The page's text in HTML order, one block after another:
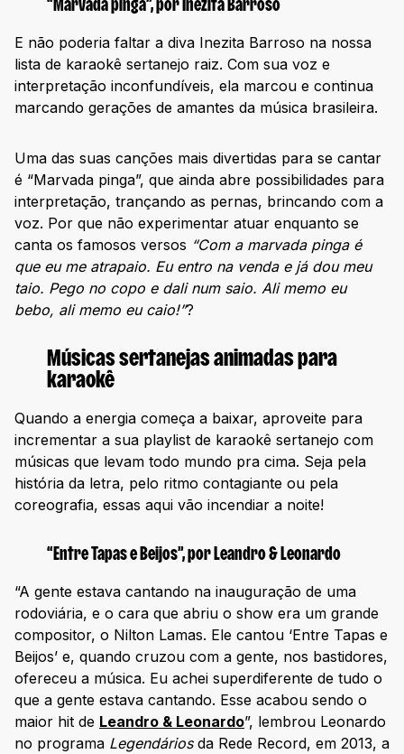
“Marvada pinga”, por Inezita Barroso
E não poderia faltar a diva Inezita Barroso na nossa
lista de karaokê sertanejo raiz. Com sua voz e
interpretação inconfundíveis, ela marcou e continua
marcando gerações de amantes da música brasileira.
Uma das suas canções mais divertidas para se cantar
é “Marvada pinga”, que ainda abre possibilidades para
interpretação, trançando as pernas, brincando com a
voz. Por que não experimentar atuar enquanto se
canta os famosos versos “Com a marvada pinga é
que eu me atrapaio. Eu entro na venda e já dou meu
taio. Pego no copo e dali num saio. Ali memo eu
bebo, ali memo eu caio!”?
Músicas sertanejas animadas para
karaokê
Quando a energia começa a baixar, aproveite para
incrementar a sua playlist de karaokê sertanejo com
músicas que levam todo mundo pra cima. Seja pela
história da letra, pelo ritmo contagiante ou pela
coreografia, essas aqui vão incendiar a noite!
“Entre Tapas e Beijos”, por Leandro & Leonardo
“A gente estava cantando na inauguração de uma
rodoviária, e o cara que abriu o show era um grande
compositor, o Nilton Lamas. Ele cantou ‘Entre Tapas e
Beijos’ e, quando cruzou com a gente, nos bastidores,
ofereceu a música. Eu achei superdiferente de tudo o
que a gente estava cantando. Esse acabou sendo o
maior hit de Leandro & Leonardo”, lembrou Leonardo
no programa Legendáriosda Rede Record, em 2013, a